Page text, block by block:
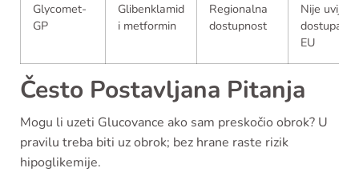
Glycomet-
GP
Glibenklamid
i metformin
Regionalna
dostupnost
Nije uvijek
dostupan u
EU
Često Postavljana Pitanja
Mogu li uzeti Glucovance ako sam preskočio obrok? U
pravilu treba biti uz obrok; bez hrane raste rizik
hipoglikemije.